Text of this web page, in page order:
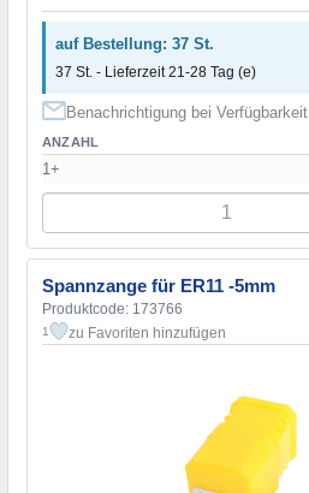
auf Bestellung: 37 St.
37 St. - Lieferzeit 21-28 Tag (e)
Benachrichtigung bei Verfügbarkeit
ANZAHL
1+
Spannzange für ER11 -5mm
Produktcode: 173766
1 zu Favoriten hinzufügen